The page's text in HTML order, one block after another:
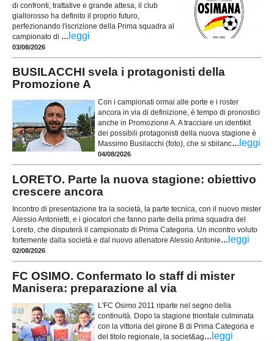
di confronti, trattative e grande attesa, il club
giallorosso ha definito il proprio futuro,
perfezionando l'iscrizione della Prima squadra al
campionato di ... leggi
03/08/2026
BUSILACCHI svela i protagonisti della
Promozione A
Con i campionati ormai alle porte e i roster
ancora in via di definizione, è tempo di pronostici
anche in Promozione A. A tracciare un identikit
dei possibili protagonisti della nuova stagione è
Massimo Busilacchi (foto), che si sbilanc... leggi
04/08/2026
LORETO. Parte la nuova stagione: obiettivo
crescere ancora
Incontro di presentazione tra la società, la parte tecnica, con il nuovo mister
Alessio Antonietti, e i giocatori che fanno parte della prima squadra del
Loreto, che disputerà il campionato di Prima Categoria. Un incontro voluto
fortemente dalla società e dal nuovo allenatore Alessio Antonie... leggi
02/08/2026
FC OSIMO. Confermato lo staff di mister
Manisera: preparazione al via
L'FC Osimo 2011 riparte nel segno della
continuità. Dopo la stagione trionfale culminata
con la vittoria del girone B di Prima Categoria e
del titolo regionale, la societ&ag... leggi